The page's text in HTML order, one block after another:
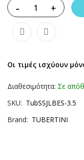
- +
Οι τιμές ισχύουν
Διαθεσιμότητα: Σε
SKU
TubSSJLBES-3.5
Brand
TUBERTINI